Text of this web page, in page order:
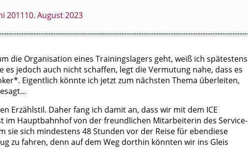
201110. August 2023
die Organisation eines Trainingslagers geht, weiß ich spätestens
es jedoch auch nicht schaffen, legt die Vermutung nahe, dass es
Eigentlich könnte ich jetzt zum nächsten Thema überleiten,
Erzählstil. Daher fang ich damit an, dass wir mit dem ICE
im Hauptbahnhof von der freundlichen Mitarbeiterin des Service-
sich mindestens 48 Stunden vor der Reise für ebendiese
zu fahren, denn auf dem Weg dorthin könnten wir ins Gleis